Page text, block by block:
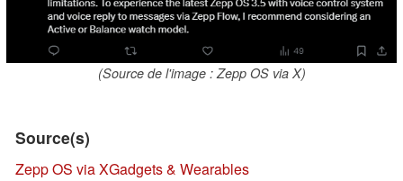
(Source de l'image : Zepp OS via X)
Source(s)
Zepp OS via XGadgets & Wearables